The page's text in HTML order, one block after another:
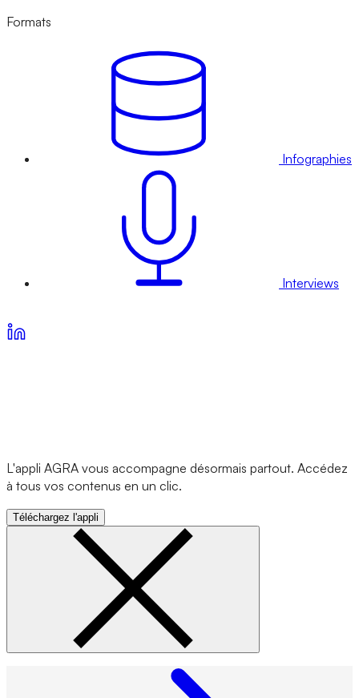
Formats
Infographies
Interviews
L'appli AGRA vous accompagne désormais partout. Accédez
à tous vos contenus en un clic.
Téléchargez l'appli